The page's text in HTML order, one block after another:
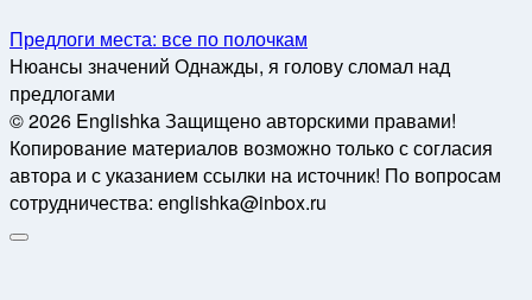
Предлоги места: все по полочкам
Нюансы значений Однажды, я голову сломал над
предлогами
© 2026 Englishka Защищено авторскими правами!
Копирование материалов возможно только с согласия
автора и с указанием ссылки на источник! По вопросам
сотрудничества: englishka@inbox.ru